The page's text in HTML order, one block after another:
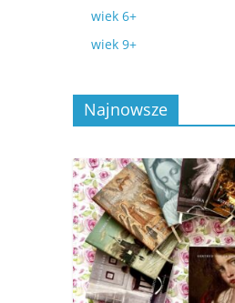
wiek 6+
wiek 9+
Najnowsze